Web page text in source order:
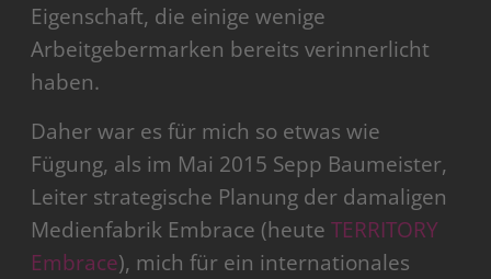
Eigenschaft, die einige wenige
Arbeitgebermarken bereits verinnerlicht
haben.
Daher war es für mich so etwas wie
Fügung, als im Mai 2015 Sepp Baumeister,
Leiter strategische Planung der damaligen
Medienfabrik Embrace (heuteTERRITORY
Embrace), mich für ein internationales